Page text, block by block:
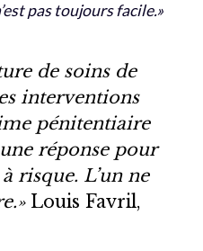
pas toujours facile.»
de soins de
interventions
pénitentiaire
réponse pour
risque. L’un ne
Louis Favril,